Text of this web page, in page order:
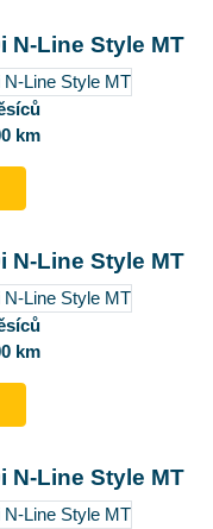
N-Line Style MT
km
N-Line Style MT
km
N-Line Style MT